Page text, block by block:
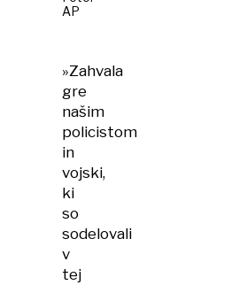
AP
»Zahvala
gre
našim
policistom
in
vojski,
ki
so
sodelovali
v
tej